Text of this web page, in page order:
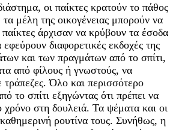
οι παίκτες κρατούν το πάθος
μέλη της οικογένειας μπορούν να
άρχισαν να κρύβουν τα έσοδα
διαφορετικές εκδοχές της
και των πραγμάτων από το σπίτι,
από φίλους ή γνωστούς, να
τράπεζες. Όλο και περισσότερο
το σπίτι εξηγώντας ότι πρέπει να
χρόνο στη δουλειά. Τα ψέματα και οι
καθημερινή ρουτίνα τους. Συνήθως, η